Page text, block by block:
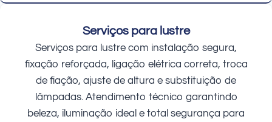
Serviços para lustre
Serviços para lustre com instalação segura,
fixação reforçada, ligação elétrica correta, troca
de fiação, ajuste de altura e substituição de
lâmpadas. Atendimento técnico garantindo
beleza, iluminação ideal e total segurança para